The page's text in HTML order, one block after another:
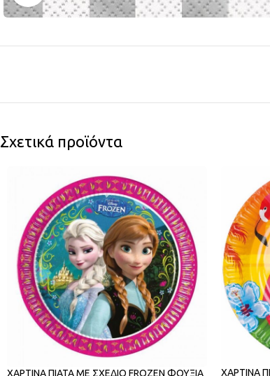
Σχετικά προϊόντα
ΧΑΡΤΙΝΑ ΠΙΑΤΑ ΜΕ ΣΧΕΔΙΟ FROZEN ΦΟΥΞΙΑ
ΧΑΡΤΙΝΑ